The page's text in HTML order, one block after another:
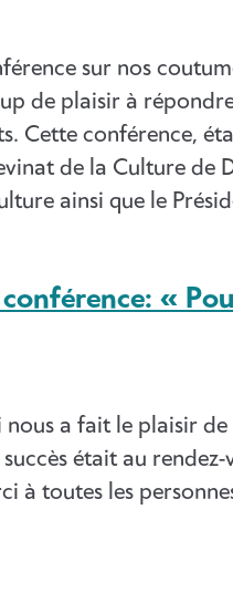
sur nos
de plaisir à
Cette conférence,
de la Culture de
ainsi que le
«
a fait le plaisir de
était au
à toutes les